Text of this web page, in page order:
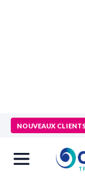
NOUVEAUX
> Formations>
négociation>